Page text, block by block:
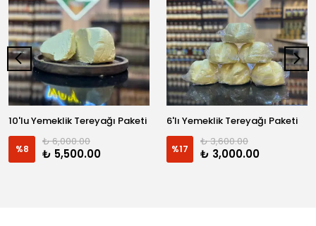
10'lu Yemeklik Tereyağı Paketi
%8
₺ 6,000.00
₺ 5,500.00
6'lı Yemeklik Tereyağı Paketi
%17
₺ 3,600.00
₺ 3,000.00